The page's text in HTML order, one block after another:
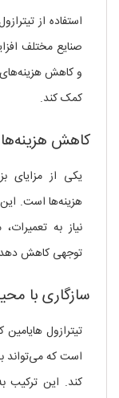
صنایع مختلف
و کاهش هزینه‌های
کمک کند.
کاهش هزینه‌ها
هزینه‌ها است.
نیاز به
توجهی کاهش
سازگاری با
است که
کند. این ترکیب